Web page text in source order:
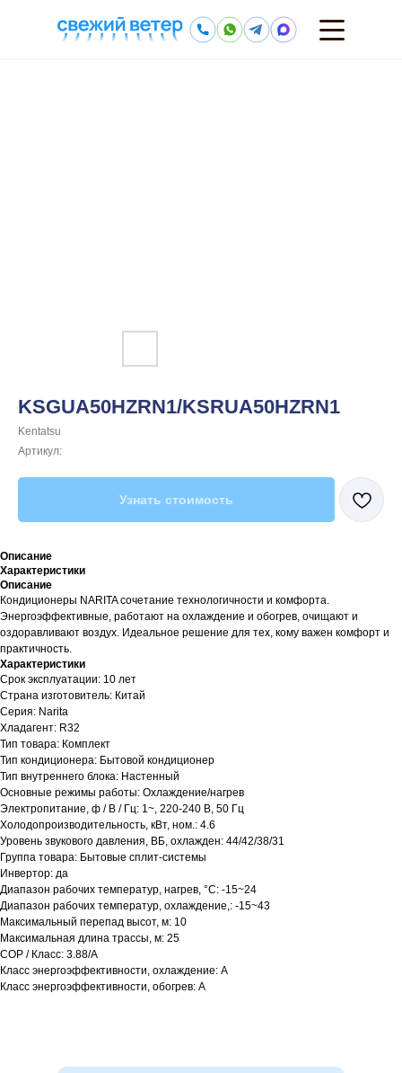
KSGUA50HZRN1/KSRUA50HZRN1
Kentatsu
Артикул:
Узнать стоимость
Описание
Характеристики
Описание
Кондиционеры NARITA сочетание технологичности и комфорта.
Энергоэффективные, работают на охлаждение и обогрев, очищают и
оздоравливают воздух. Идеальное решение для тех, кому важен комфорт и
практичность.
Характеристики
Срок эксплуатации: 10 лет
Страна изготовитель: Китай
Серия: Narita
Хладагент: R32
Тип товара: Комплект
Тип кондиционера: Бытовой кондиционер
Тип внутреннего блока: Настенный
Основные режимы работы: Охлаждение/нагрев
Электропитание, ф / В / Гц: 1~, 220-240 В, 50 Гц
Холодопроизводительность, кВт, ном.: 4.6
Уровень звукового давления, ВБ, охлажден: 44/42/38/31
Группа товара: Бытовые сплит-системы
Инвертор: да
Диапазон рабочих температур, нагрев, °C: -15~24
Диапазон рабочих температур, охлаждение,: -15~43
Максимальный перепад высот, м: 10
Максимальная длина трассы, м: 25
COP / Класс: 3.88/A
Класс энергоэффективности, охлаждение: A
Класс энергоэффективности, обогрев: A